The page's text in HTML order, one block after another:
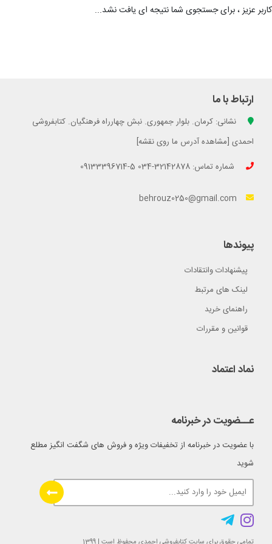
کاربر عزیز ، برای جستجوی شما نتیجه ای یافت نشد...
ارتباط با ما
نشانی: کرمان. بلوار جمهوری. نبش چهارراه فرهنگیان. کتابفروشی
احمدی [مشاهده آدرس ما روی نقشه]
شماره تماس: 32142878-034 5-09133396714
behrouz0250@gmail.com
پیوندها
پیشنهادات وانتقادات
لینک های مرتبط
راهنمای خرید
قوانین و مقررات
نماد اعتماد
عــضویت در خبرنامه
با عضویت در خبرنامه از تخفیفات ویژه و فروش های شگفت انگیز مطلع
شوید